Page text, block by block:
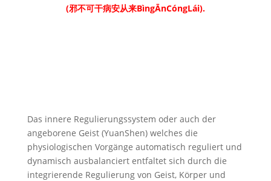
(邪不可干病安从来BìngĀnCóngLái).
Das innere Regulierungssystem oder auch der
angeborene Geist (YuanShen) welches die
physiologischen Vorgänge automatisch reguliert und
dynamisch ausbalanciert entfaltet sich durch die
integrierende Regulierung von Geist, Körper und